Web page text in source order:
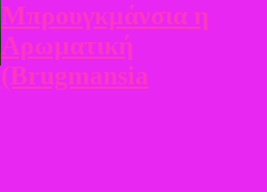
Μπρουγκμάνσια η
Αρωματική
(Brugmansia